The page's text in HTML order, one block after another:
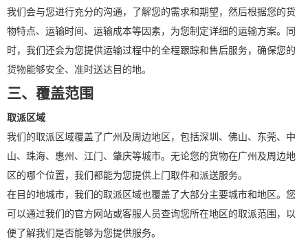
我们会与您进行充分的沟通，了解您的需求和期望，然后根据您的货
物特点、运输时间、运输成本等因素，为您制定详细的运输方案。同
时，我们还会为您提供运输过程中的全程跟踪和售后服务，确保您的
货物能够安全、准时送达目的地。
三、覆盖范围
取派区域
我们的取派区域覆盖了广州及周边地区，包括深圳、佛山、东莞、中
山、珠海、惠州、江门、肇庆等城市。无论您的货物在广州及周边地
区的哪个位置，我们都能为您提供上门取件和派送服务。
在目的地城市，我们的取派区域也覆盖了大部分主要城市和地区。您
可以通过我们的官方网站或客服人员查询您所在地区的取派范围，以
便了解我们是否能够为您提供服务。